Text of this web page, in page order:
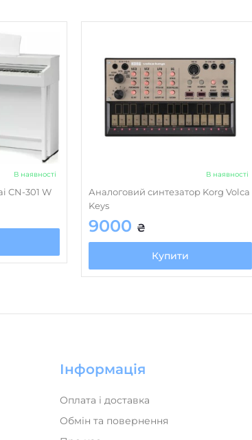
В наявності
CN-301 W
В наявності
Аналоговий синтезатор Korg Volca
Keys
9000 ₴
Купити
Інформація
Оплата і доставка
Обмін та повернення